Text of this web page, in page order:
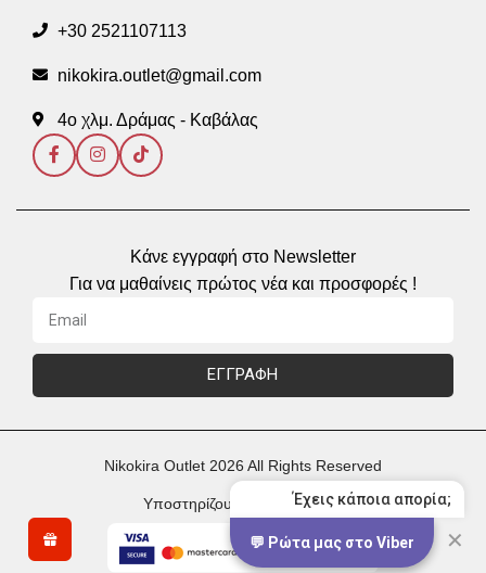
+30 2521107113
nikokira.outlet@gmail.com
4ο χλμ. Δράμας - Καβάλας
Κάνε εγγραφή στο Newsletter
Για να μαθαίνεις πρώτος νέα και προσφορές !
ΕΓΓΡΑΦΗ
Nikokira Outlet 2026 All Rights Reserved
Υποστηρίζουμε Πληρωμές μεΈχεις κάποια απορία;
💬 Ρώτα μας στο Viber ✕